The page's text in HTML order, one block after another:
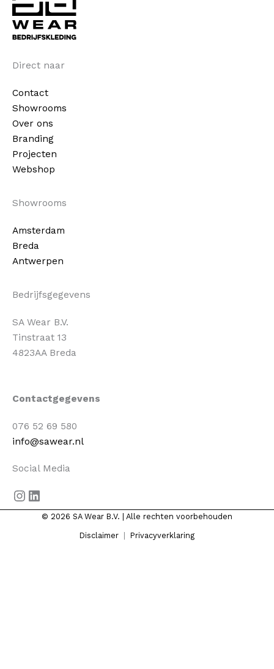
Direct naar
Contact
Showrooms
Over ons
Branding
Projecten
Webshop
Showrooms
Amsterdam
Breda
Antwerpen
Bedrijfsgegevens
SA Wear B.V.
Tinstraat 13
4823AA Breda
Contactgegevens
076 52 69 580
info@sawear.nl
Social Media
Instagram
LinkedIn
© 2026 SA Wear B.V. | Alle rechten voorbehouden
Disclaimer Privacyverklaring